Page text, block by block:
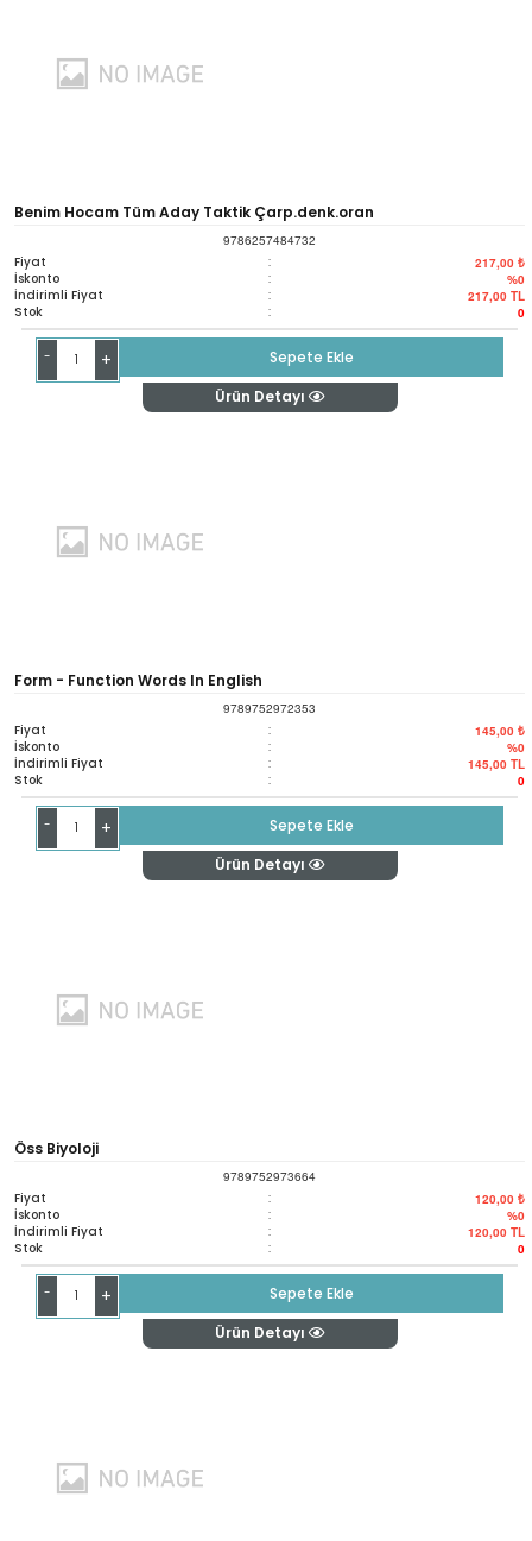
Benim Hocam Tüm Aday Taktik Çarp.denk.oran
9786257484732
Fiyat : 217,00 ₺
İskonto : %0
İndirimli Fiyat : 217,00 TL
Stok : 0
- +
Sepete Ekle
Ürün Detayı
Form - Function Words In English
9789752972353
Fiyat : 145,00 ₺
İskonto : %0
İndirimli Fiyat : 145,00 TL
Stok : 0
- +
Sepete Ekle
Ürün Detayı
Öss Biyoloji
9789752973664
Fiyat : 120,00 ₺
İskonto : %0
İndirimli Fiyat : 120,00 TL
Stok : 0
- +
Sepete Ekle
Ürün Detayı